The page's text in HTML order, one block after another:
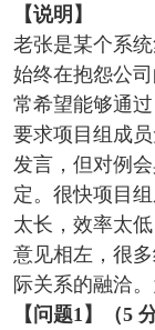
【说明】
老张是某个系
始终在抱怨公
常希望能够通
要求项目组成
发言，但对例
定。很快项目
太长，效率太
意见相左，很
际关系的融洽
【问题1 】（5